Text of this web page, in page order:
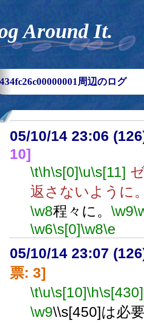
Around It.
434fc26c00000001周辺のログ
05/10/14 23:06
10]
\t\h\s[0]\u\s[11]
返さないように
\w8程々に。 \w9
\w6\s[0]\w8\e
05/10/14 23:07
票: 3]
\t\u\s[10]\h\s[430]
\w9\\s[450]は必